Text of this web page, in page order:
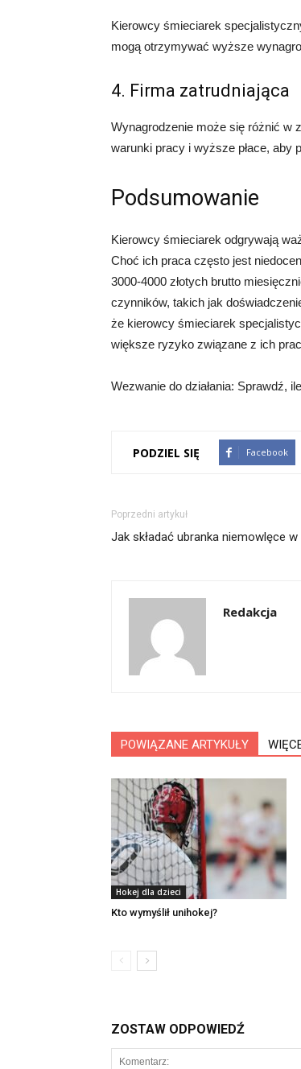
Kierowcy śmieciarek
mogą otrzymywać wyższe
4. Firma zatrudniająca
Wynagrodzenie może się różnić w
warunki pracy i wyższe płace,
Podsumowanie
Kierowcy śmieciarek odgrywają
Choć ich praca często jest
3000-4000 złotych brutto
czynników, takich jak
że kierowcy śmieciarek
większe ryzyko związane z ich
Wezwanie do działania: Sprawdź,
PODZIEL SIĘ Facebook
Poprzedni artykuł
Jak składać ubranka niemowlęce
Redakcja
POWIĄZANE ARTYKUŁY
Hokej dla dzieci
Kto wymyślił unihokej?
ZOSTAW ODPOWIEDŹ